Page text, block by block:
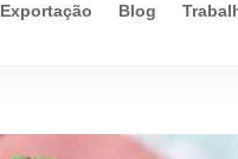
Exportação Blog